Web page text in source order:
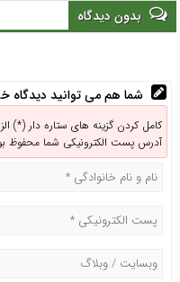
بدون دیدگاه
شما هم می توانید دیدگاه
کامل کردن گزینه های ستاره دار (*)
آدرس پست الکترونیکی شما محفوظ